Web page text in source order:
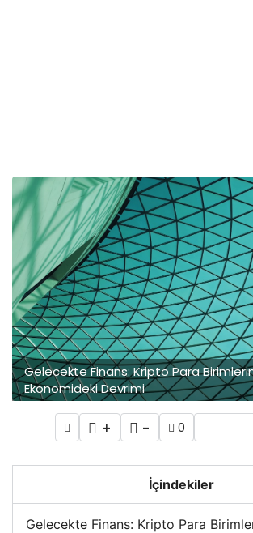
Gelecekte Finans: Kripto Para
Ekonomideki Devrimi
+ - 0
İçindekiler
Gelecekte Finans: Kripto Para